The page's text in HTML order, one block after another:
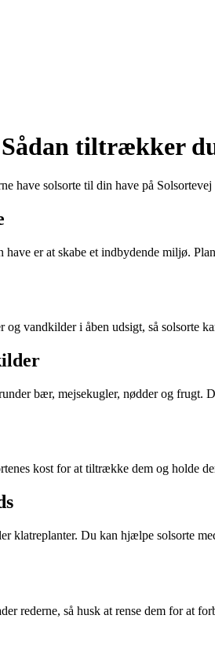
tiltrækker
have solsorte til din have på
er at skabe et indbydende miljø.
og vandkilder i åben udsigt, så solsorte
bær, mejsekugler, nødder og
kost for at tiltrække dem og holde
klatreplanter. Du kan hjælpe solsorte
rederne, så husk at rense dem for at